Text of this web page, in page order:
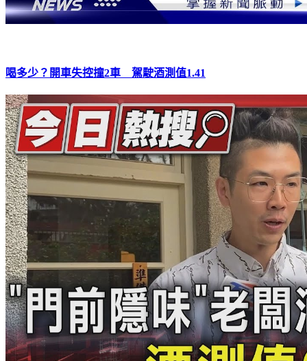
喝多少？開車失控撞2車 駕駛酒測值1.41